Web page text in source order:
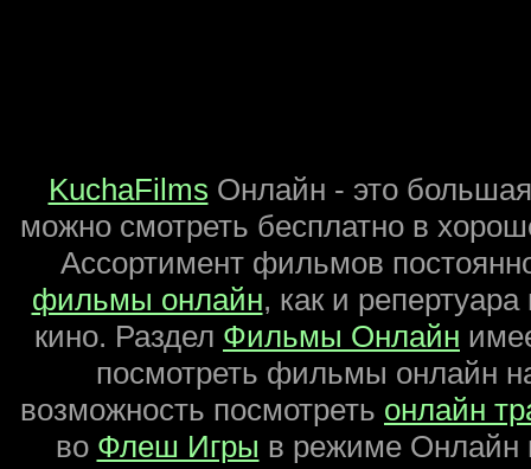
KuchaFilms Онлайн - это
можно смотреть бесплатно в
Ассортимент фильмов
фильмы онлайн, как и
кино. Раздел Фильмы Онлайн
посмотреть фильмы онлайн
возможность посмотреть онлайн
во Флеш Игры в режиме Онлайн